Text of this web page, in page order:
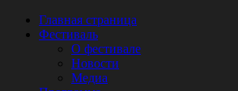
Главная страница
Фестиваль
О фестивале
Новости
Медиа